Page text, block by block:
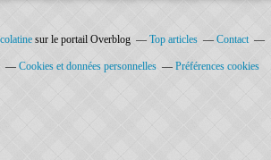
sur le portail Overblog Top articles Contact
Cookies et données personnelles Préférences cookies